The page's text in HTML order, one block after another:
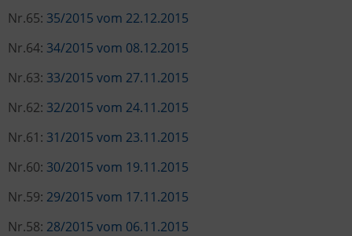
Nr.65: 35/2015 vom 22.12.2015
Nr.64: 34/2015 vom 08.12.2015
Nr.63: 33/2015 vom 27.11.2015
Nr.62: 32/2015 vom 24.11.2015
Nr.61: 31/2015 vom 23.11.2015
Nr.60: 30/2015 vom 19.11.2015
Nr.59: 29/2015 vom 17.11.2015
Nr.58: 28/2015 vom 06.11.2015